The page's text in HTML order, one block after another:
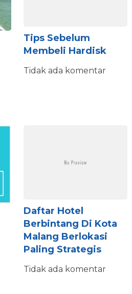
Tips Sebelum
Membeli Hardisk
Tidak ada komentar
Daftar Hotel
Berbintang Di Kota
Malang Berlokasi
Paling Strategis
Tidak ada komentar